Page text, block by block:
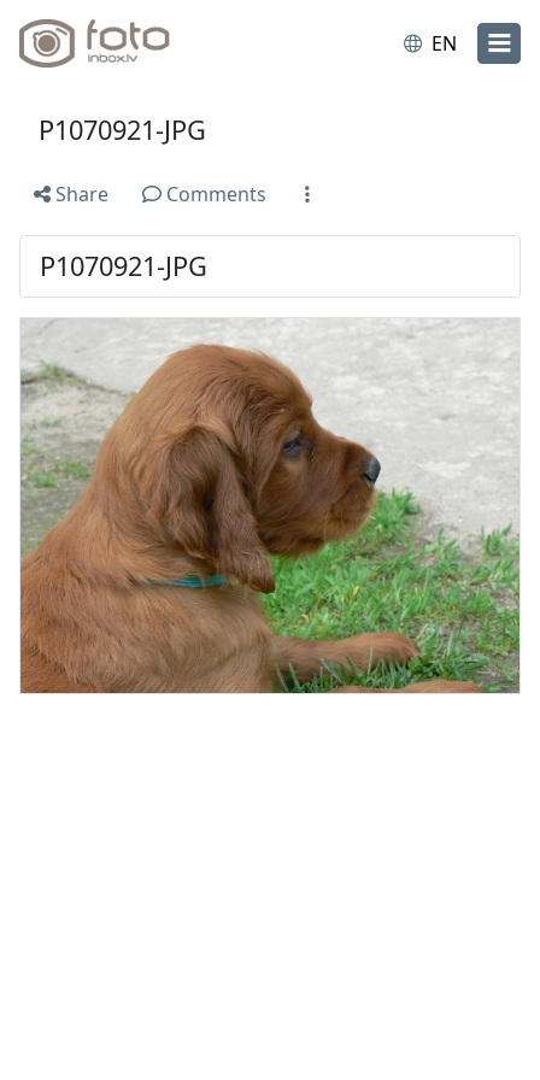
EN
P1070921-JPG
Share Comments
P1070921-JPG